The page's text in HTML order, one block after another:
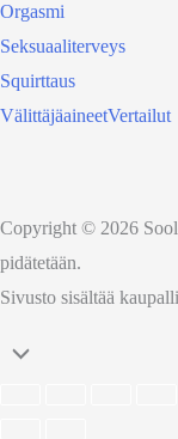
Orgasmi
Seksuaaliterveys
Squirttaus
VälittäjäaineetVertailut
Copyright © 2026
pidätetään.
Sivusto sisältää